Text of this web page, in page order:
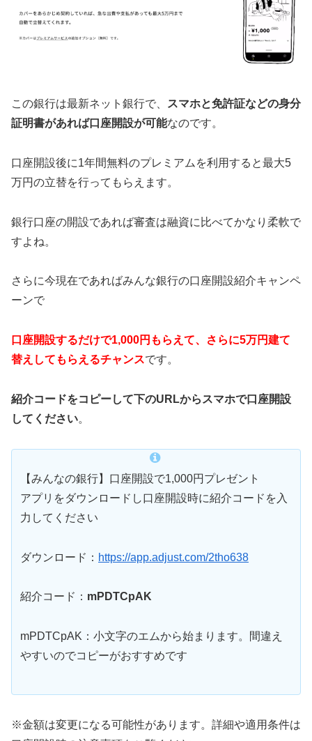
この銀行は最新ネット銀行で、
スマホと免許証などの身分
証明書があれば口座開設が可能なのです。
口座開設後に1年間無料のプレミアムを利用すると最大5
万円の立替を行ってもらえます。
銀行口座の開設であれば審査は融資に比べてかなり柔軟で
すよね。
さらに今現在であればみんな銀行の口座開設紹介キャンペ
ーンで
口座開設するだけで1,000円もらえて、さらに5万円建て
替えしてもらえるチャンスです。
紹介コードをコピーして下のURLからスマホで口座開設
してください。
【みんなの銀行】口座開設で1,000円プレゼント
アプリをダウンロードし口座開設時に紹介コードを入
力してください
ダウンロード： https://app.adjust.com/2tho638
紹介コード： mPDTCpAK
mPDTCpAK：小文字のエムから始まります。間違え
やすいのでコピーがおすすめです
※金額は変更になる可能性があります。詳細や適用条件は